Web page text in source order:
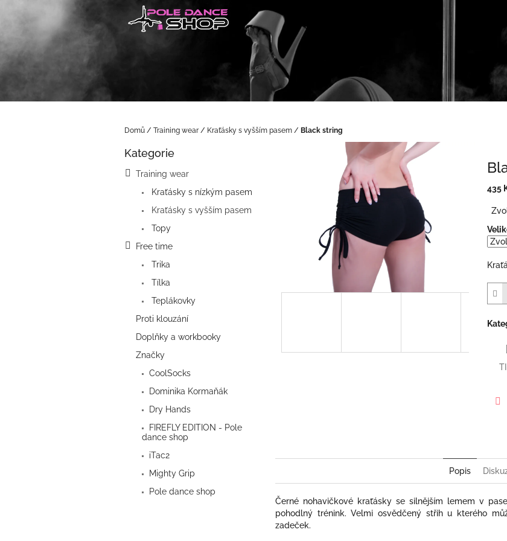
Domů / Training wear / Kraťásky s vyšším pasem / Black string
Přeskočit
Kategorie
Training wear
Kraťásky s nízkým pasem
Kraťásky s vyšším pasem
Topy
Free time
Trika
Tílka
Teplákovky
Proti klouzání
Doplňky a workbooky
Značky
CoolSocks
Dominika Kormaňák
Dry Hands
FIREFLY EDITION - Pole
dance shop
iTac2
Mighty Grip
Pole dance shop
435
cena:
Popis
Černé nohavičkové kraťásky se silnějším lemem v
pohodlný trénink. Velmi osvědčený střih u kterého
zadeček.